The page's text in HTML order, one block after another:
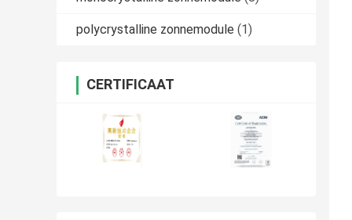
polycrystalline zonnemodule (1)
CERTIFICAAT